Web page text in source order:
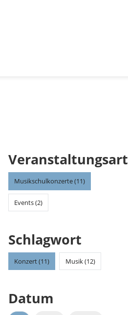
Veranstaltungsart
Musikschulkonzerte (11)
Events (2)
Schlagwort
Konzert (11) Musik (12)
Datum